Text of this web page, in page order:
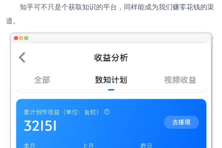
知乎可不只是个获取知识的平台，同样能成为我们赚零花钱的渠
道。